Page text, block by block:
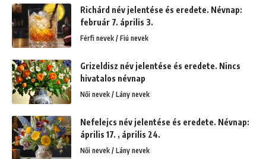
Richárd név jelentése és eredete. Névnap:
február 7. április 3.
Férfi nevek / Fiú nevek
Grizeldisz név jelentése és eredete. Nincs
hivatalos névnap
Női nevek / Lány nevek
Nefelejcs név jelentése és eredete. Névnap:
április 17. , április 24.
Női nevek / Lány nevek